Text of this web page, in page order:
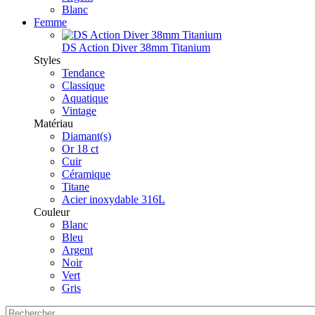
Blanc
Femme
DS Action Diver 38mm Titanium
Styles
Tendance
Classique
Aquatique
Vintage
Matériau
Diamant(s)
Or 18 ct
Cuir
Céramique
Titane
Acier inoxydable 316L
Couleur
Blanc
Bleu
Argent
Noir
Vert
Gris